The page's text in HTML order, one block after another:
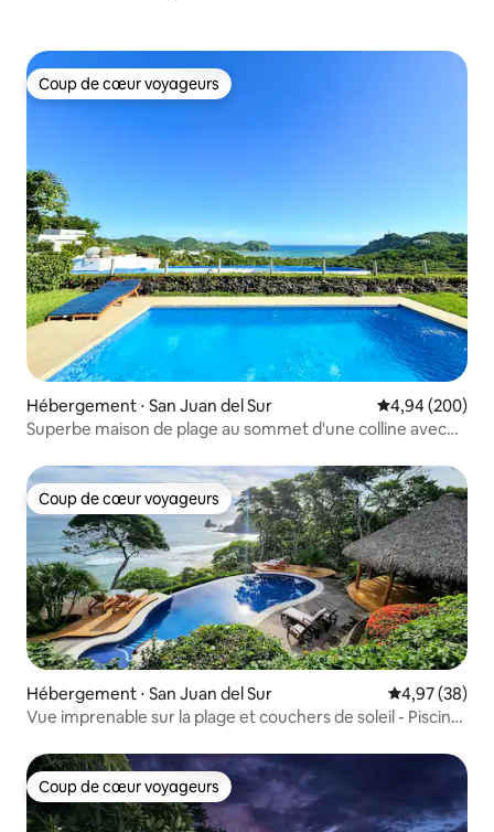
Coup de cœur voyageurs
Coup de cœur voyageurs
Hébergement ⋅ San Juan del Sur Évaluation
4,94 (200)
Superbe maison de plage au sommet d'une colline avec
Coup de cœur voyageurs
Coup de cœur voyageurs
Hébergement ⋅ San Juan del Sur Évaluation
4,97 (38)
Vue imprenable sur la plage et couchers de soleil - Piscine
Coup de cœur voyageurs
Coup de cœur voyageurs